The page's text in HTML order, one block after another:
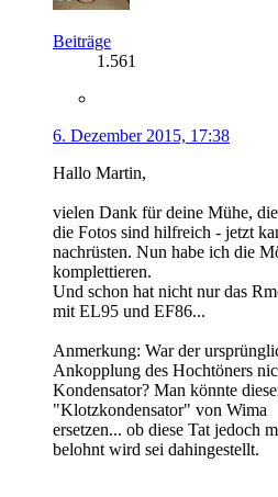
Beiträge
1.561
6. Dezember 2015, 17:38
Hallo Martin,
vielen Dank für deine Mühe,
die Fotos sind hilfreich - jetzt
nachrüsten. Nun habe ich die
komplettieren.
Und schon hat nicht nur das
mit EL95 und EF86...
Anmerkung: War der
Ankopplung des Hochtöners
Kondensator? Man könnte
"Klotzkondensator" von Wima
ersetzen... ob diese Tat jedoch
belohnt wird sei dahingestellt.